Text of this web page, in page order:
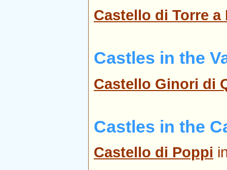
Castello di Torre a
Castles in the
Castello Ginori di
Castles in the
Castello di Poppi